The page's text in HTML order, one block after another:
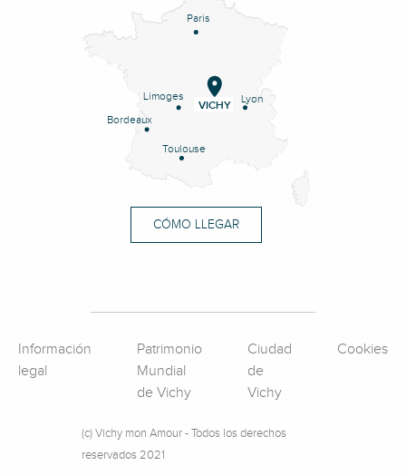
Paris
Lyon
Limoges
Bordeaux
Toulouse
VICHY
CÓMO LLEGAR
Información
legal
Patrimonio
Mundial
de Vichy
Ciudad
de
Vichy
Cookies
(c) Vichy mon Amour - Todos los derechos
reservados 2021